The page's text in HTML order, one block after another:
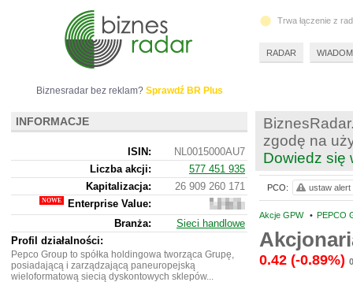
zgodę na
Dowiedz się
Akcje GPW • PEPCO
0.42 (-0.89%)
PCO: ustaw alert
Biznesradar bez reklam? Sprawdź BR Plus
INFORMACJE
ISIN:
NL0015000AU7
Liczba akcji:
577 451 935
Kapitalizacja:
26 909 260 171
Enterprise Value:
32
154
326
Branża:
Sieci handlowe
Profil działalności:
Pepco Group to spółka holdingowa tworząca Grupę,
posiadającą i zarządzającą paneuropejską
wieloformatową siecią dyskontowych sklepów...
Trwa łączenie z
RADAR